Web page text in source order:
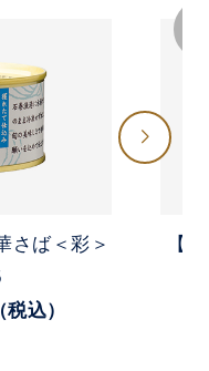
さば＜彩＞
込）
【